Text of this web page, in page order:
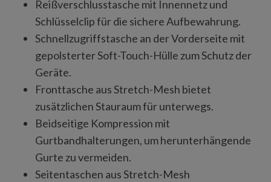
Reißverschlusstasche mit Innennetz und
Schlüsselclip für die sichere Aufbewahrung.
Schnellzugriffstasche an der Vorderseite mit
gepolsterter Soft-Touch-Hülle zum Schutz der
Geräte.
Fronttasche aus Stretch-Mesh bietet
zusätzlichen Stauraum für unterwegs.
Beidseitige Kompression mit
Gurtbandhalterungen, um herunterhängende
Gurte zu vermeiden.
Seitentaschen aus Stretch-Mesh